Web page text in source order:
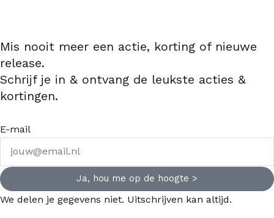
Mis nooit meer een actie, korting of nieuwe
release.
Schrijf je in & ontvang de leukste acties &
kortingen.
E-mail
Ja, hou me op de hoogte >
We delen je gegevens niet. Uitschrijven kan altijd.